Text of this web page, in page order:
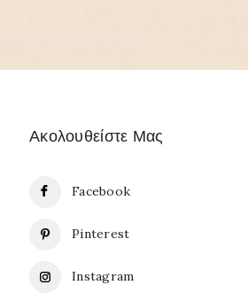
Ακολουθείστε Μας
Facebook
Pinterest
Instagram